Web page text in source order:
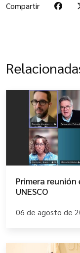
Compartir
Primera
UNESCO
06 de agosto de